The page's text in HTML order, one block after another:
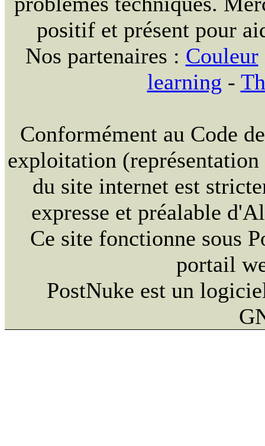
positif et présent pour
Nos partenaires : Couleur
learning -
Conformément au Code
exploitation
du site internet est
expresse et préalable
Ce site fonctionne sous
portail
PostNuke est un